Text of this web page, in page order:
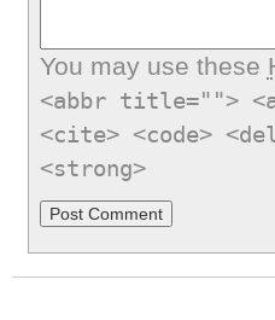
You may use these
<abbr title="">
<cite> <code>
<strong>